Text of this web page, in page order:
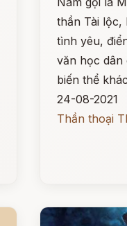
thần Tài lộc,
tình yêu,
văn học dân
biến thể
24-08-2021
Thần thoại